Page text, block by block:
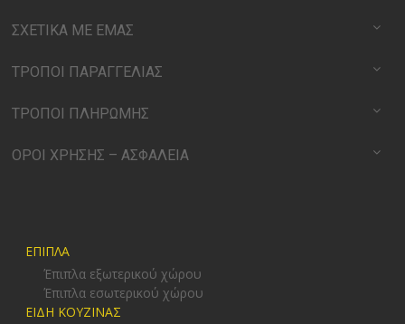
ΣΧΕΤΙΚΑ ΜΕ ΕΜΑΣ
ΤΡΟΠΟΙ ΠΑΡΑΓΓΕΛΙΑΣ
ΤΡΟΠΟΙ ΠΛΗΡΩΜΗΣ
ΟΡΟΙ ΧΡΗΣΗΣ – ΑΣΦΑΛΕΙΑ
ΕΠΙΠΛΑ
Έπιπλα εξωτερικού χώρου
Έπιπλα εσωτερικού χώρου
ΕΙΔΗ ΚΟΥΖΙΝΑΣ